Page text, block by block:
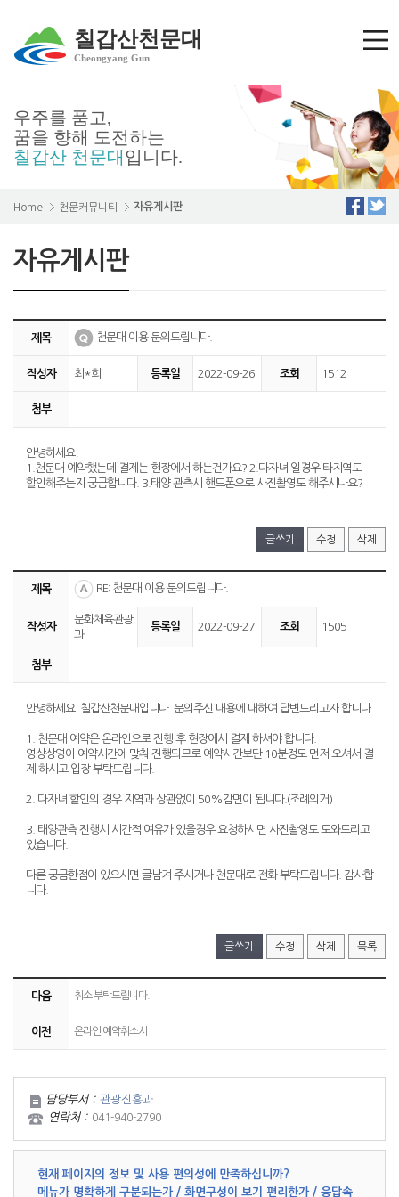
칠갑산천문대
Cheongyang Gun
우주를 품고,
꿈을 향해 도전하는
칠갑산 천문대 입니다.
자유게시판
Home 천문커뮤니티 자유게시판
제목 천문대 이용 문의드립니다.
작성자 최*희 등록일 2022-09-26 조회 1512
첨부
안녕하세요!
1.천문대 예약했는데 결제는 현장에서 하는건가요? 2.다자녀 일경우 타지역도
할인해주는지 궁금합니다. 3.태양 관측시 핸드폰으로 사진촬영도 해주시나요?
글쓰기 수정 삭제
제목 RE: 천문대 이용 문의드립니다.
작성자
문화체육관광
과
등록일 2022-09-27 조회 1505
첨부
안녕하세요. 칠갑산천문대입니다. 문의주신 내용에 대하여 답변드리고자 합니다.
1. 천문대 예약은 온라인으로 진행 후 현장에서 결제 하셔야 합니다.
영상상영이 예약시간에 맞춰 진행되므로 예약시간보단 10분정도 먼저 오셔서 결
제 하시고 입장 부탁드립니다.
2. 다자녀 할인의 경우 지역과 상관없이 50%감면이 됩니다.(조례의거)
3. 태양관측 진행시 시간적 여유가 있을경우 요청하시면 사진촬영도 도와드리고
있습니다.
다른 궁금한점이 있으시면 글남겨 주시거나 천문대로 전화 부탁드립니다. 감사합
니다.
글쓰기 수정 삭제 목록
다음 취소 부탁드립니다.
이전 온라인 예약취소시
담당부서 : 관광진흥과
연락처 : 041-940-2790
현재 페이지의 정보 및 사용 편의성에 만족하십니까?
메뉴가 명확하게 구분되는가 / 화면구성이 보기 편리한가 / 응답속